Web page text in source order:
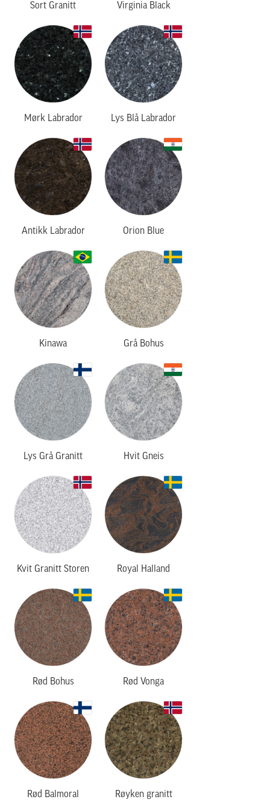
Sort Granitt Virginia Black
Mørk Labrador Lys Blå Labrador
Antikk Labrador Orion Blue
Kinawa Grå Bohus
Lys Grå Granitt Hvit Gneis
Kvit Granitt Storen Royal Halland
Rød Bohus Rød Vonga
Rød Balmoral Røyken granitt